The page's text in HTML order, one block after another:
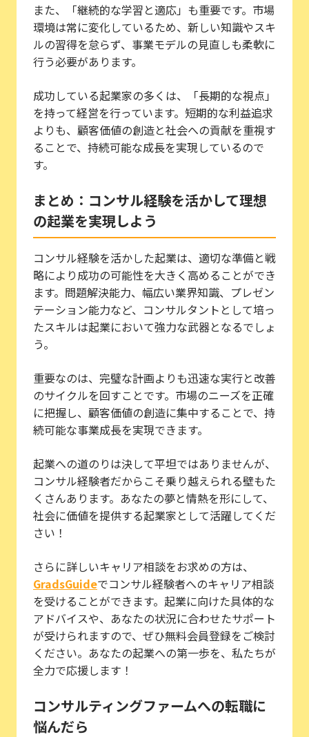
また、「継続的な学習と適応」も重要です。市場
環境は常に変化しているため、新しい知識やスキ
ルの習得を怠らず、事業モデルの見直しも柔軟に
行う必要があります。
成功している起業家の多くは、「長期的な視点」
を持って経営を行っています。短期的な利益追求
よりも、顧客価値の創造と社会への貢献を重視す
ることで、持続可能な成長を実現しているので
す。
まとめ：コンサル経験を活かして理想
の起業を実現しよう
コンサル経験を活かした起業は、適切な準備と戦
略により成功の可能性を大きく高めることができ
ます。問題解決能力、幅広い業界知識、プレゼン
テーション能力など、コンサルタントとして培っ
たスキルは起業において強力な武器となるでしょ
う。
重要なのは、完璧な計画よりも迅速な実行と改善
のサイクルを回すことです。市場のニーズを正確
に把握し、顧客価値の創造に集中することで、持
続可能な事業成長を実現できます。
起業への道のりは決して平坦ではありませんが、
コンサル経験者だからこそ乗り越えられる壁もた
くさんあります。あなたの夢と情熱を形にして、
社会に価値を提供する起業家として活躍してくだ
さい！
さらに詳しいキャリア相談をお求めの方は、
GradsGuideでコンサル経験者へのキャリア相談
を受けることができます。起業に向けた具体的な
アドバイスや、あなたの状況に合わせたサポート
が受けられますので、ぜひ無料会員登録をご検討
ください。あなたの起業への第一歩を、私たちが
全力で応援します！
コンサルティングファームへの転職に
悩んだら